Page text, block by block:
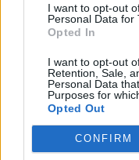
I want to opt-out
Personal Data for
Opted In
I want to opt-out
Retention, Sale,
Personal Data
Purposes for
Opted Out
CONFIRM